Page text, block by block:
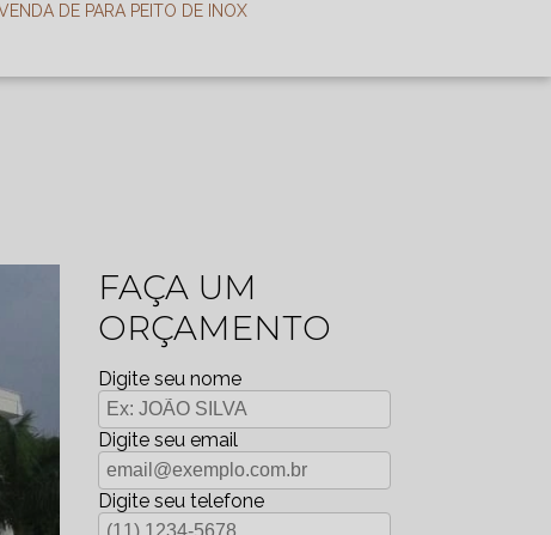
VENDA DE PARA PEITO DE INOX
FAÇA UM
ORÇAMENTO
Digite seu nome
Digite seu email
Digite seu telefone